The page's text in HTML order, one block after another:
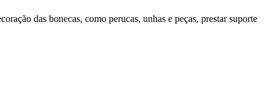
das bonecas, como perucas, unhas e peças, prestar suporte